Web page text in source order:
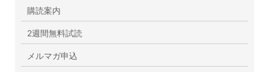
購読案内
2週間無料試読
メルマガ申込